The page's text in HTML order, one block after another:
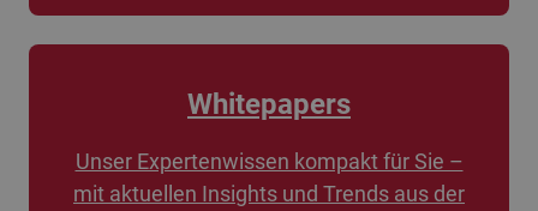
Whitepapers
Unser Expertenwissen kompakt für Sie –
mit aktuellen Insights und Trends aus der